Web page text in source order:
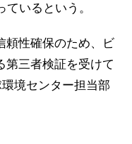
いるという。
頼性確保のため、ビ
第三者検証を受けて
境センター担当部